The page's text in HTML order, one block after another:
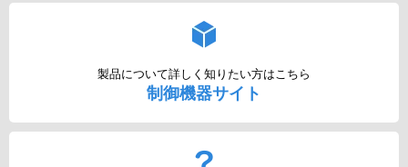
製品について詳しく知りたい方はこちら
制御機器サイト